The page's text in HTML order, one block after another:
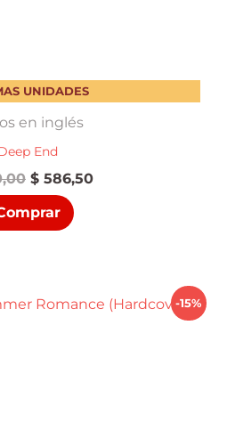
UNIDADES
en inglés
End
El
precio
original
era:
$ 586,50El
-15%